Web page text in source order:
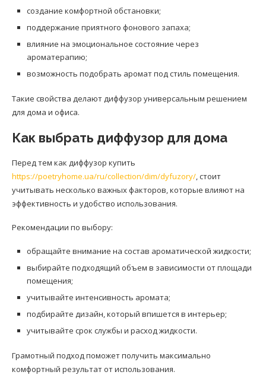
создание комфортной обстановки;
поддержание приятного фонового запаха;
влияние на эмоциональное состояние через
ароматерапию;
возможность подобрать аромат под стиль помещения.
Такие свойства делают диффузор универсальным решением
для дома и офиса.
Как выбрать диффузор для дома
Перед тем как диффузор купить
https://poetryhome.ua/ru/collection/dim/dyfuzory/, стоит
учитывать несколько важных факторов, которые влияют на
эффективность и удобство использования.
Рекомендации по выбору:
обращайте внимание на состав ароматической жидкости;
выбирайте подходящий объем в зависимости от площади
помещения;
учитывайте интенсивность аромата;
подбирайте дизайн, который впишется в интерьер;
учитывайте срок службы и расход жидкости.
Грамотный подход поможет получить максимально
комфортный результат от использования.